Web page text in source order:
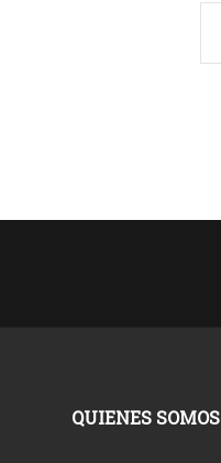
QUIENES SOMOS